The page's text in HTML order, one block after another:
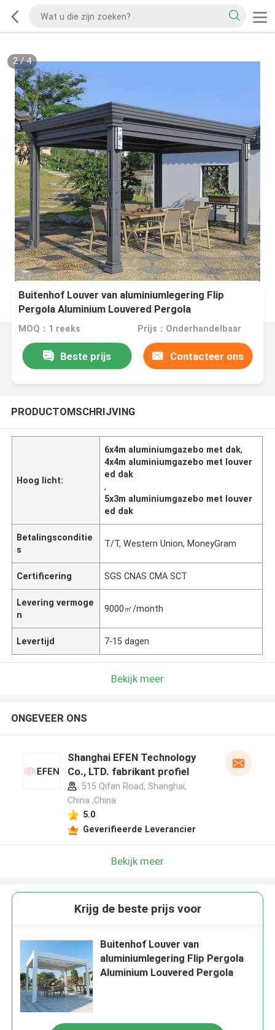
2/4
Buitenhof Louver van aluminiumlegering Flip
Pergola Aluminium Louvered Pergola
MOQ：1 reeks Prijs：Onderhandelbaar
Beste prijs Contacteer ons
PRODUCTOMSCHRIJVING
Hoog licht:
6x4m aluminiumgazebo met dak,
4x4m aluminiumgazebo met louver
ed dak
,
5x3m aluminiumgazebo met louver
ed dak
Betalingsconditie
s
T/T, Western Union, MoneyGram
Certificering SGS CNAS CMA SCT
Levering vermoge
n
9000㎡/month
Levertijd 7-15 dagen
Bekijk meer
ONGEVEER ONS
Shanghai EFEN Technology
Co., LTD. fabrikant profiel
515 Qifan Road, Shanghai,
China ,China
5.0
Geverifieerde Leverancier
Bekijk meer
Krijg de beste prijs voor
Buitenhof Louver van
aluminiumlegering Flip Pergola
Aluminium Louvered Pergola